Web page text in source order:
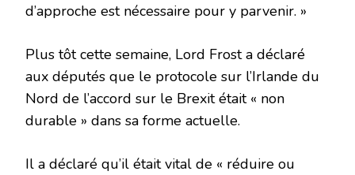
d’approche est nécessaire pour y parvenir. »
Plus tôt cette semaine, Lord Frost a déclaré
aux députés que le protocole sur l’Irlande du
Nord de l’accord sur le Brexit était « non
durable » dans sa forme actuelle.
Il a déclaré qu’il était vital de « réduire ou